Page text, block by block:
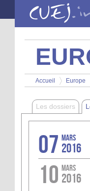
Aller au contenu principal
Vous êtes ici
Accueil
>
Europe
Les dossiers
07 MARS
2016
10 MARS
2016